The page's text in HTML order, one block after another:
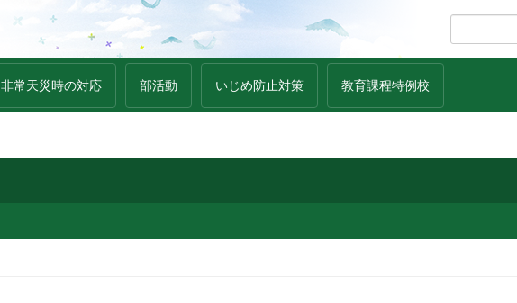
非常天災時の対応 部活動 いじめ防止対策 教育課程特例校